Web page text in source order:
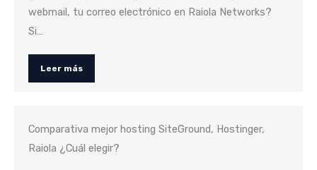
webmail, tu correo electrónico en Raiola Networks?
Si…
Leer más
Comparativa mejor hosting SiteGround, Hostinger,
Raiola ¿Cuál elegir?